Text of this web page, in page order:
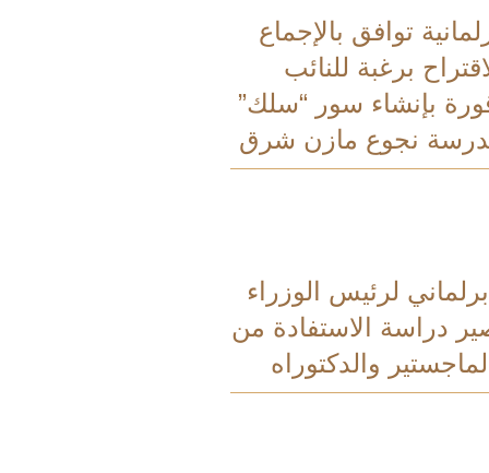
توافق بالإجماع
برغبة للنائب
بإنشاء سور “سلك”
نجوع مازن شرق
لرئيس الوزراء
دراسة الاستفادة من
والدكتوراه